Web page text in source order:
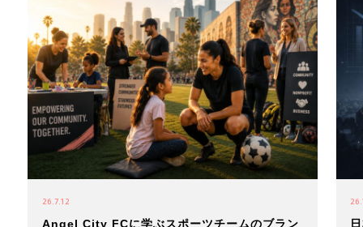
26.7.12
Angel City FCに学ぶスポーツチームのブラン